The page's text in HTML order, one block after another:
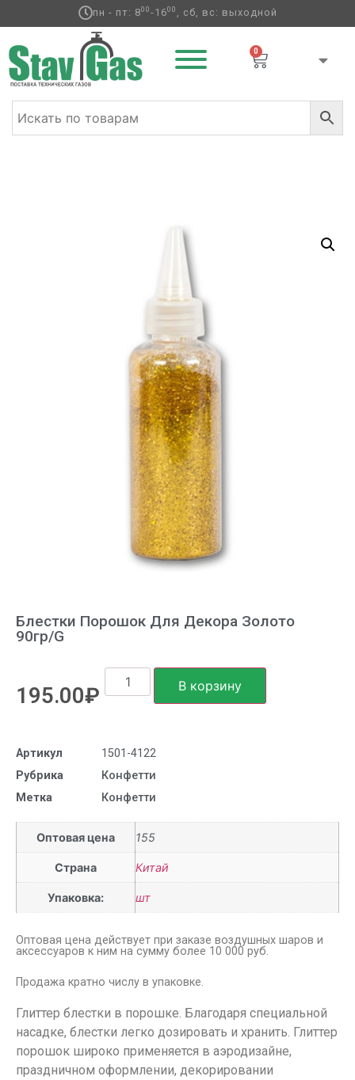
пн - пт: 800-1600 , сб, вс: выходной
0
Блестки Порошок Для Декора Золото
90гр/G
195.00₽ В корзину
Артикул
1501-4122
Рубрика
Конфетти
Метка
Конфетти
Оптовая цена 155
Страна Китай
Упаковка: шт
Оптовая цена действует при заказе воздушных шаров и
аксессуаров к ним на сумму более 10 000 руб.
Продажа кратно числу в упаковке.
Глиттер блестки в порошке. Благодаря специальной
насадке, блестки легко дозировать и хранить. Глиттер
порошок широко применяется в аэродизайне,
праздничном оформлении, декорировании